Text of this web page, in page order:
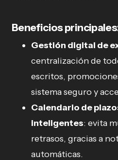
Beneficios
Gestión digital de
centralización de
escritos,
sistema seguro y
Calendario de
inteligentes: evita
retrasos, gracias a
automáticas.